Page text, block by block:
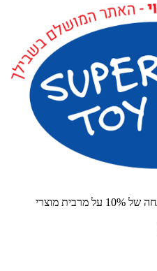
, מקנים לכם הנחה של 10% על מרבית מוצרי